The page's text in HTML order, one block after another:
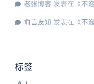
老张博客 发表在《不
俞言友知 发表在《不
标签